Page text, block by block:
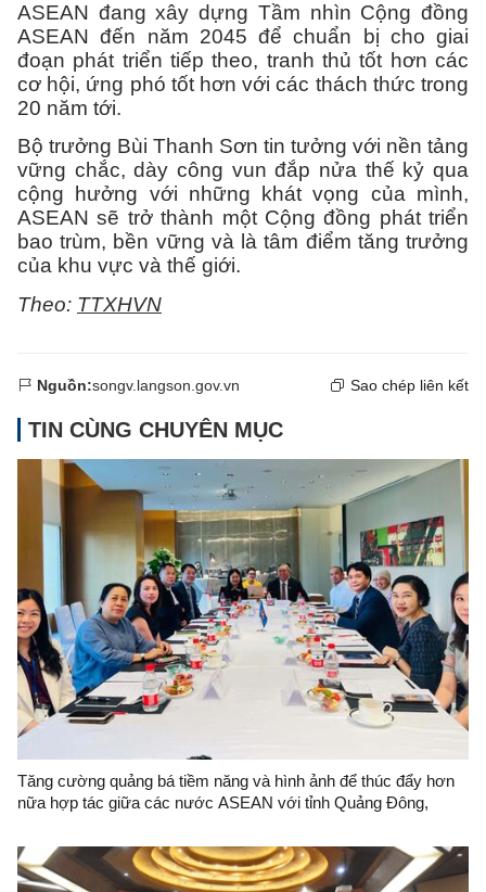
ASEAN đang xây dựng Tầm nhìn Cộng đồng
ASEAN đến năm 2045 để chuẩn bị cho giai
đoạn phát triển tiếp theo, tranh thủ tốt hơn các
cơ hội, ứng phó tốt hơn với các thách thức trong
20 năm tới.
Bộ trưởng Bùi Thanh Sơn tin tưởng với nền tảng
vững chắc, dày công vun đắp nửa thế kỷ qua
cộng hưởng với những khát vọng của mình,
ASEAN sẽ trở thành một Cộng đồng phát triển
bao trùm, bền vững và là tâm điểm tăng trưởng
của khu vực và thế giới.
Theo: TTXHVN
Nguồn:songv.langson.gov.vn Sao chép liên kết
TIN CÙNG CHUYÊN MỤC
Tăng cường quảng bá tiềm năng và hình ảnh để thúc đẩy hơn
nữa hợp tác giữa các nước ASEAN với tỉnh Quảng Đông,